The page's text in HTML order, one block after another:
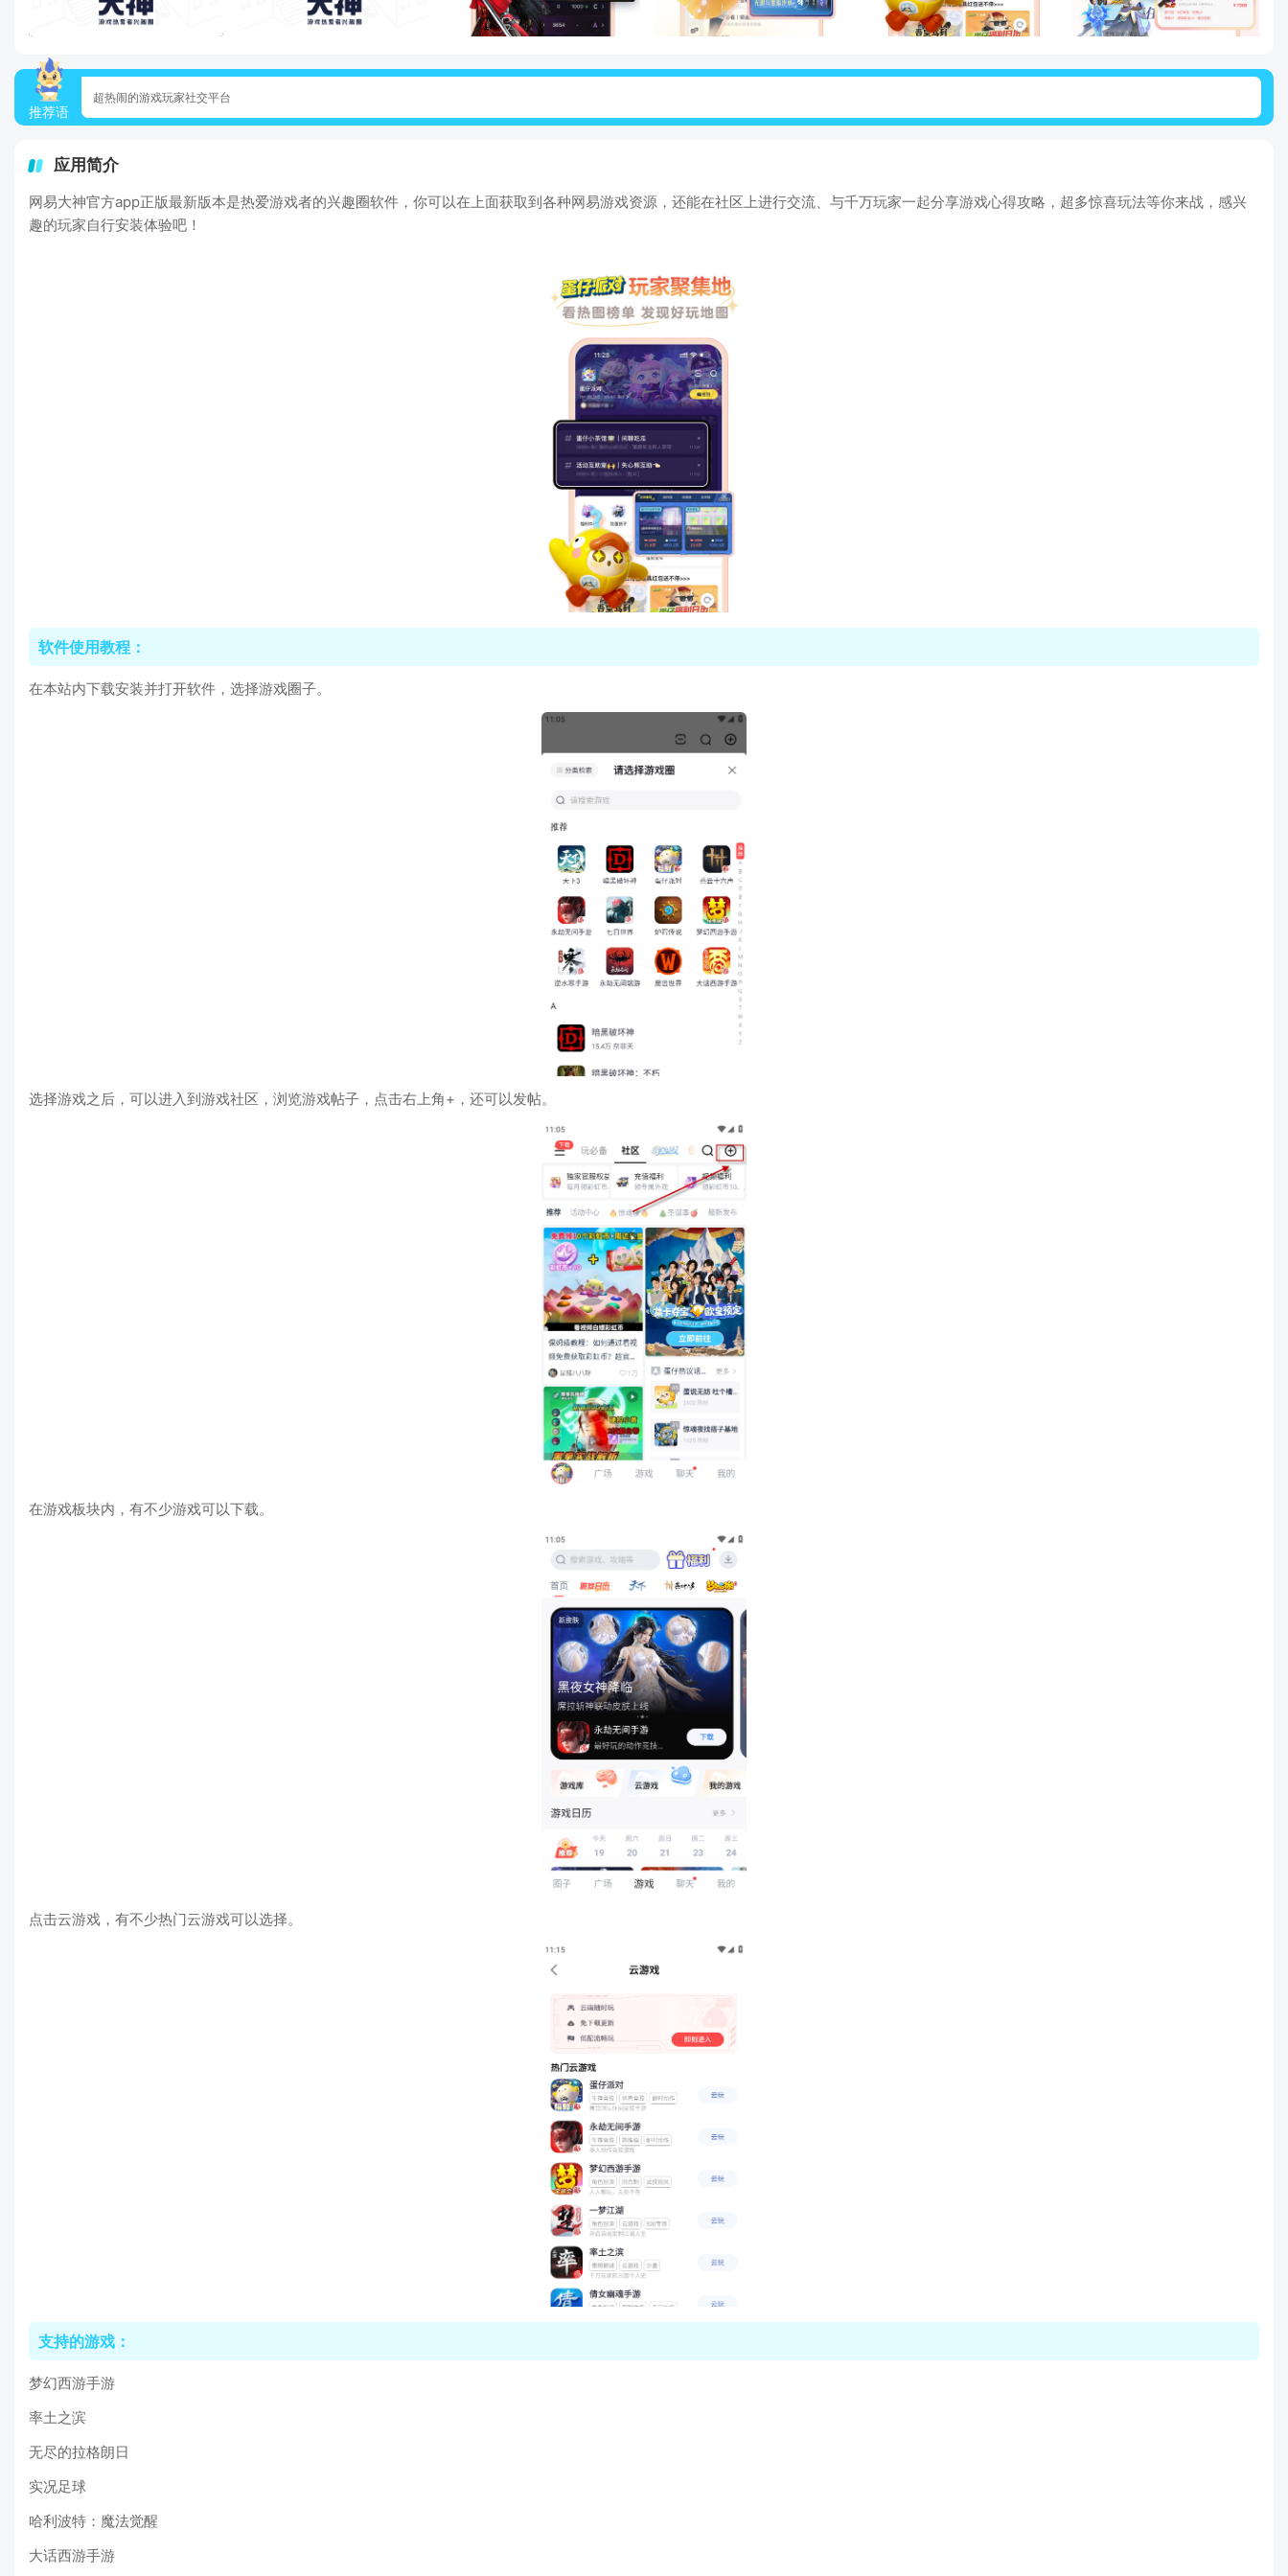
推荐语
超热闹的游戏玩家社交平台
应用简介
网易大神官方app正版最新版本是热爱游戏者的兴趣圈软件，你可以在上面获取到各种网易游戏资源，还能在社区上进行交流、与千万玩家一起分享游戏心得攻略，超多惊喜玩法等你来战，感兴
趣的玩家自行安装体验吧！
软件使用教程：
在本站内下载安装并打开软件，选择游戏圈子。
选择游戏之后，可以进入到游戏社区，浏览游戏帖子，点击右上角+，还可以发帖。
在游戏板块内，有不少游戏可以下载。
点击云游戏，有不少热门云游戏可以选择。
支持的游戏：
梦幻西游手游
率土之滨
无尽的拉格朗日
实况足球
哈利波特：魔法觉醒
大话西游手游